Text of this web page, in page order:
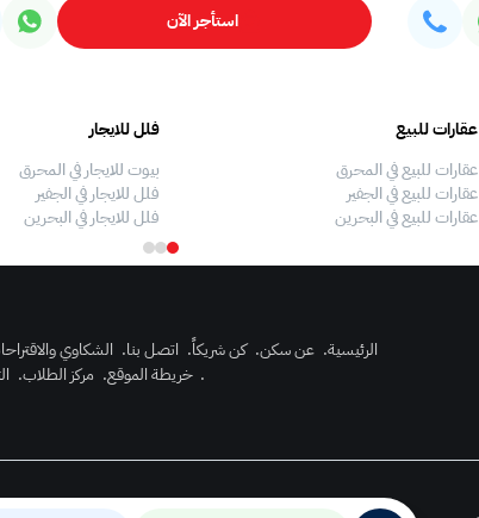
استأجر الآن
عقارات للبيع
عقارات للبيع في المحرق
عقارات للبيع في الجفير
عقارات للبيع في البحرين
فلل للايجار
بيوت للايجار في المحرق
فلل للايجار في الجفير
فلل للايجار في البحرين
الرئيسية. عن سكن. كن شريكاً. اتصل بنا. الشكاوي
. خريطة الموقع. مركز الطلاب.